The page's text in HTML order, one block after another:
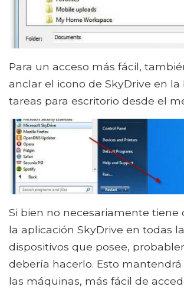
Para un acceso más fácil,
anclar el icono de SkyDrive en la
tareas para escritorio desde el
Si bien no necesariamente tiene
la aplicación SkyDrive en todas
dispositivos que posee,
debería hacerlo. Esto
las máquinas, más fácil de